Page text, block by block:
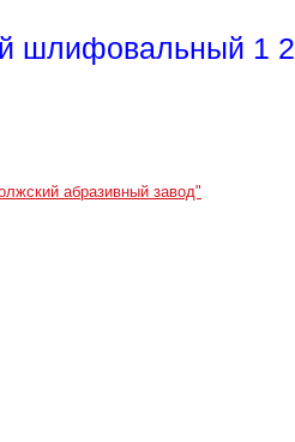
шлифовальный 1
абразивный завод"